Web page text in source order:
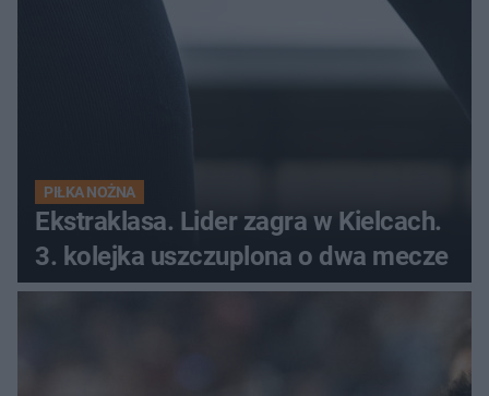
PIŁKA NOŻNA
Ekstraklasa. Lider zagra w Kielcach.
3. kolejka uszczuplona o dwa mecze